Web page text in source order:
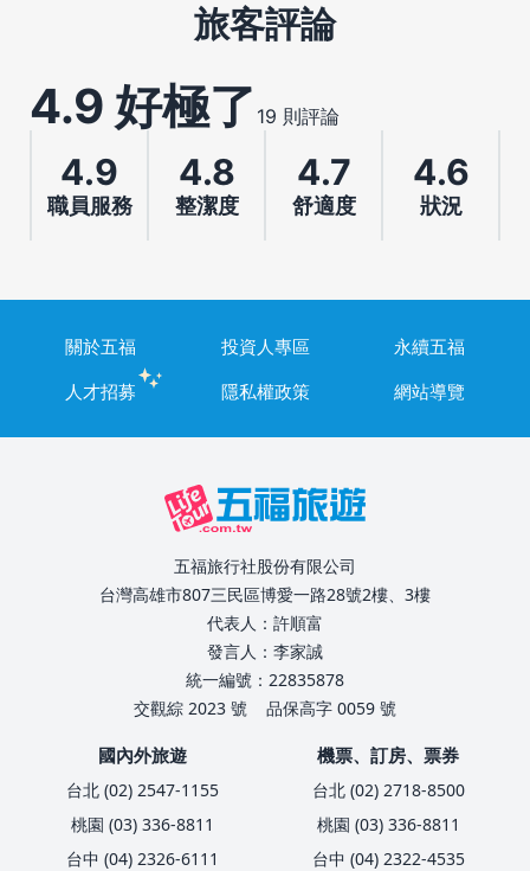
旅客評論
4.9 好極了 19 則評論
4.9
職員服務
4.8
整潔度
4.7
舒適度
4.6
狀況
關於五福 投資人專區
永續五福
人才招募
隱私權政策 網站導覽
五福旅行社股份有限公司
台灣高雄市807三民區博愛一路28號2樓、3樓
代表人：許順富
發言人：李家誠
統一編號：22835878
交觀綜 2023 號
品保高字 0059 號
國內外旅遊
台北 (02) 2547-1155
桃園 (03) 336-8811
台中 (04) 2326-6111
機票、訂房、票券
台北 (02) 2718-8500
桃園 (03) 336-8811
台中 (04) 2322-4535